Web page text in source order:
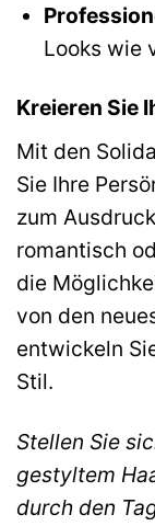
Looks wie
Kreieren Sie
Mit den
Sie Ihre
zum
romantisch
die
von den
entwickeln
Stil.
Stellen Sie
gestyltem
durch den